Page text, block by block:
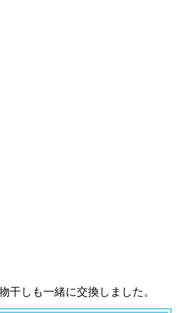
干しも一緒に交換しました。